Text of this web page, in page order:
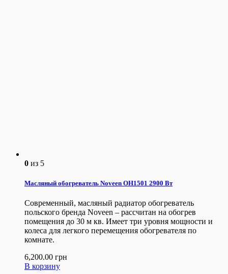
0 из 5
Масляный обогреватель Noveen OH1501 2900 Вт
Современный, масляный радиатор обогреватель
польского бренда Noveen – рассчитан на обогрев
помещения до 30 м кв. Имеет три уровня мощности и
колеса для легкого перемещения обогревателя по
комнате.
6,200.00 грн
В корзину